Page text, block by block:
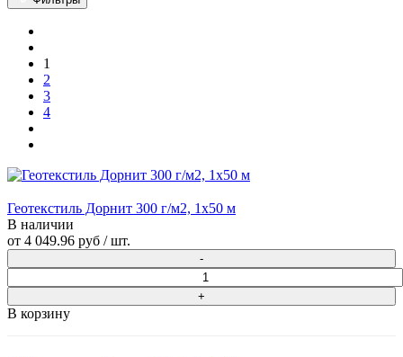
1
2
3
4
Геотекстиль Дорнит 300 г/м2, 1х50 м
В наличии
от 4 049.96 руб / шт.
В корзину